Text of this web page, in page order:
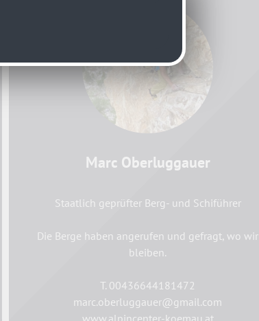
Marc Oberluggauer
Staatlich geprüfter Berg- und Schiführer
Die Berge haben angerufen und gefragt, wo wir
bleiben.
T. 00436644181472
marc.oberluggauer@gmail.com